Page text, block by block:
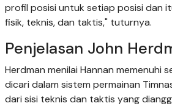
profil posisi untuk setiap posisi dan
fisik, teknis, dan taktis," tuturnya.
Penjelasan John
Herdman menilai Hannan memenuhi
dicari dalam sistem permainan
dari sisi teknis dan taktis yang